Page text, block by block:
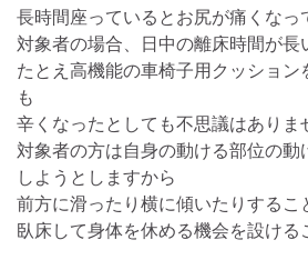
長時間座っているとお尻が痛くなっ
対象者の場合、日中の離床時間が長
たとえ高機能の車椅子用クッション
も
辛くなったとしても不思議はありま
対象者の方は自身の動ける部位の
しようとしますから
前方に滑ったり横に傾いたりするこ
臥床して身体を休める機会を設ける